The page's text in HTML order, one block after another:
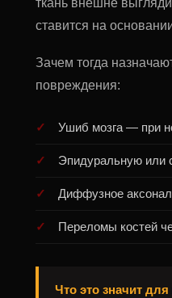
ткань внешне
ставится на
Зачем тогда
повреждения:
Ушиб мозга — при
Эпидуральную или
Диффузное
Переломы костей
Что это значит